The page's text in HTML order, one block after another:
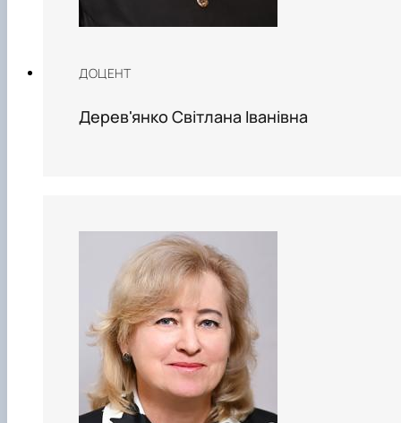
ДОЦЕНТ
Дерев'янко Світлана Іванівна